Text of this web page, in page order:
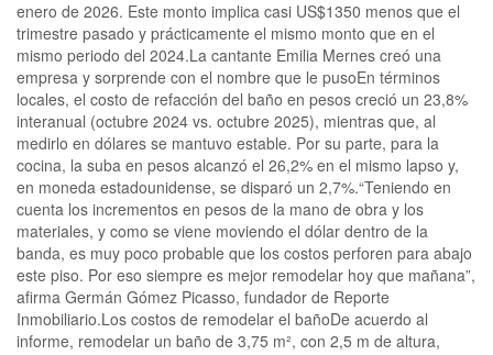
enero de 2026. Este monto implica casi US$1350 menos que el
trimestre pasado y prácticamente el mismo monto que en el
mismo periodo del 2024.La cantante Emilia Mernes creó una
empresa y sorprende con el nombre que le pusoEn términos
locales, el costo de refacción del baño en pesos creció un 23,8%
interanual (octubre 2024 vs. octubre 2025), mientras que, al
medirlo en dólares se mantuvo estable. Por su parte, para la
cocina, la suba en pesos alcanzó el 26,2% en el mismo lapso y,
en moneda estadounidense, se disparó un 2,7%.“Teniendo en
cuenta los incrementos en pesos de la mano de obra y los
materiales, y como se viene moviendo el dólar dentro de la
banda, es muy poco probable que los costos perforen para abajo
este piso. Por eso siempre es mejor remodelar hoy que mañana”,
afirma Germán Gómez Picasso, fundador de Reporte
Inmobiliario.Los costos de remodelar el bañoDe acuerdo al
informe, remodelar un baño de 3,75 m², con 2,5 m de altura,